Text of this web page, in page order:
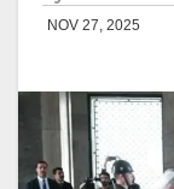
NOV 27, 2025